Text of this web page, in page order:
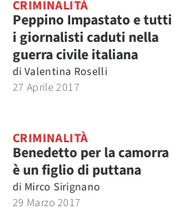
CRIMINALITÀ
Peppino Impastato e tutti
i giornalisti caduti nella
guerra civile italiana
di Valentina Roselli
27 Aprile 2017
CRIMINALITÀ
Benedetto per la camorra
è un figlio di puttana
di Mirco Sirignano
29 Marzo 2017